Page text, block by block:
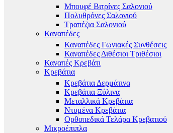
Μπουφέ Βιτρίνες Σαλονιού
Πολυθρόνες Σαλονιού
Τραπέζια Σαλονιού
Καναπέδες
Καναπέδες Γωνιακές Συνθέσεις
Καναπέδες Διθέσιοι Τριθέσιοι
Καναπές Κρεβάτι
Κρεβάτια
Κρεβάτια Δερμάτινα
Κρεβάτια Ξύλινα
Μεταλλικά Κρεβάτια
Ντυμένα Κρεβάτια
Ορθοπεδικά Τελάρα Κρεβατιού
Μικροέπιπλα